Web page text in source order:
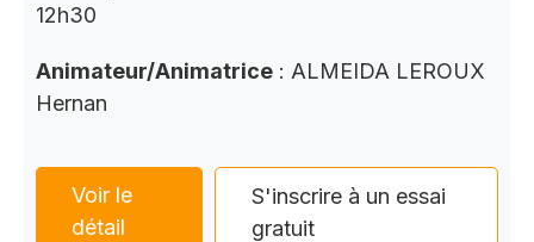
12h30
Animateur/Animatrice : ALMEIDA LEROUX
Hernan
Voir le
détail
S'inscrire à un essai
gratuit